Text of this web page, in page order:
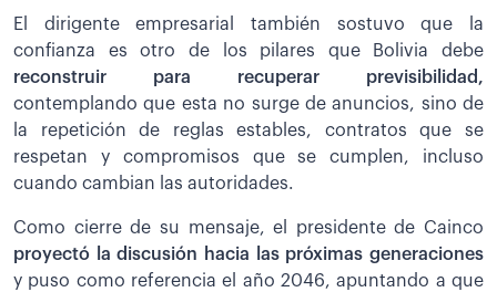
El dirigente empresarial también sostuvo que la
confianza es otro de los pilares que Bolivia debe
reconstruir para recuperar previsibilidad,
contemplando que esta no surge de anuncios, sino de
la repetición de reglas estables, contratos que se
respetan y compromisos que se cumplen, incluso
cuando cambian las autoridades.
Como cierre de su mensaje, el presidente de Cainco
proyectó la discusión hacia las próximas generaciones
y puso como referencia el año 2046, apuntando a que